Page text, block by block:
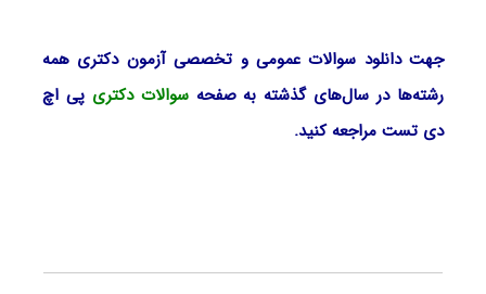
جهت دانلود سوالات عمومی و تخصصی آزمون دکتری همه
رشته‌ها در سال‌های گذشته به صفحهسوالات دکتری پی اچ
دی تست مراجعه کنید.